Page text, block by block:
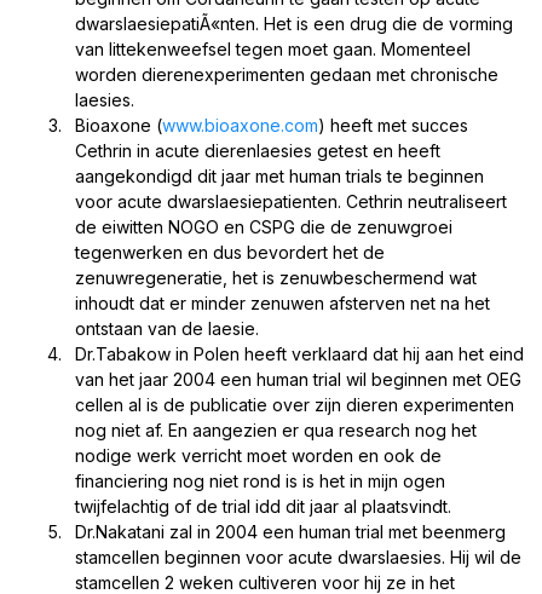
dwarslaesiepatiÃ«nten. Het is een drug die de vorming
van littekenweefsel tegen moet gaan. Momenteel
worden dierenexperimenten gedaan met chronische
laesies.
Bioaxone (www.bioaxone.com) heeft met succes
Cethrin in acute dierenlaesies getest en heeft
aangekondigd dit jaar met human trials te beginnen
voor acute dwarslaesiepatienten. Cethrin neutraliseert
de eiwitten NOGO en CSPG die de zenuwgroei
tegenwerken en dus bevordert het de
zenuwregeneratie, het is zenuwbeschermend wat
inhoudt dat er minder zenuwen afsterven net na het
ontstaan van de laesie.
Dr.Tabakow in Polen heeft verklaard dat hij aan het eind
van het jaar 2004 een human trial wil beginnen met OEG
cellen al is de publicatie over zijn dieren experimenten
nog niet af. En aangezien er qua research nog het
nodige werk verricht moet worden en ook de
financiering nog niet rond is is het in mijn ogen
twijfelachtig of de trial idd dit jaar al plaatsvindt.
Dr.Nakatani zal in 2004 een human trial met beenmerg
stamcellen beginnen voor acute dwarslaesies. Hij wil de
stamcellen 2 weken cultiveren voor hij ze in het